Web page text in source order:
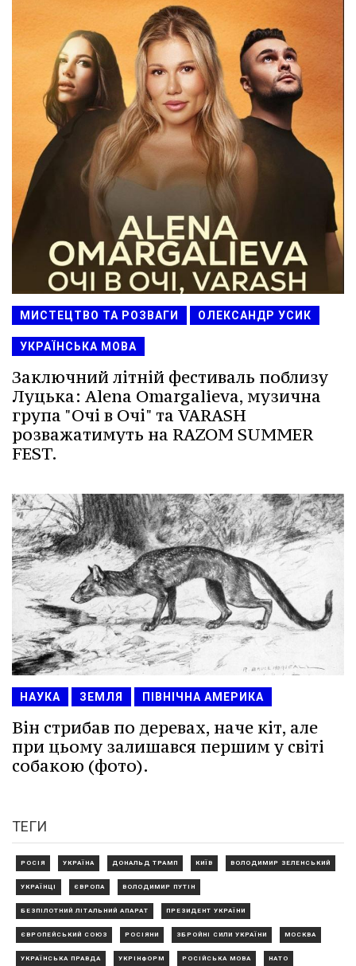
МИСТЕЦТВО ТА РОЗВАГИ ОЛЕКСАНДР УСИК
УКРАЇНСЬКА МОВА
Заключний літній фестиваль поблизу
Луцька: Alena Omargalieva, музична
група "Очі в Очі" та VARASH
розважатимуть на RAZOM SUMMER
FEST.
НАУКА ЗЕМЛЯ ПІВНІЧНА АМЕРИКА
Він стрибав по деревах, наче кіт, але
при цьому залишався першим у світі
собакою (фото).
ТЕГИ
РОСІЯ УКРАЇНА ДОНАЛЬД ТРАМП КИЇВ ВОЛОДИМИР ЗЕЛЕНСЬКИЙ
УКРАЇНЦІ ЄВРОПА ВОЛОДИМИР ПУТІН
БЕЗПІЛОТНИЙ ЛІТАЛЬНИЙ АПАРАТ ПРЕЗИДЕНТ УКРАЇНИ
ЄВРОПЕЙСЬКИЙ СОЮЗ РОСІЯНИ ЗБРОЙНІ СИЛИ УКРАЇНИ МОСКВА
УКРАЇНСЬКА ПРАВДА УКРІНФОРМ РОСІЙСЬКА МОВА НАТО